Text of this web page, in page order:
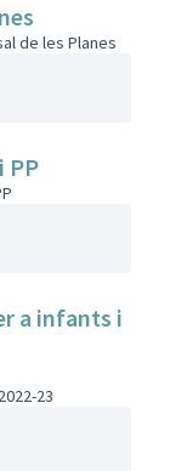
de les Planes
PP
a infants i
23